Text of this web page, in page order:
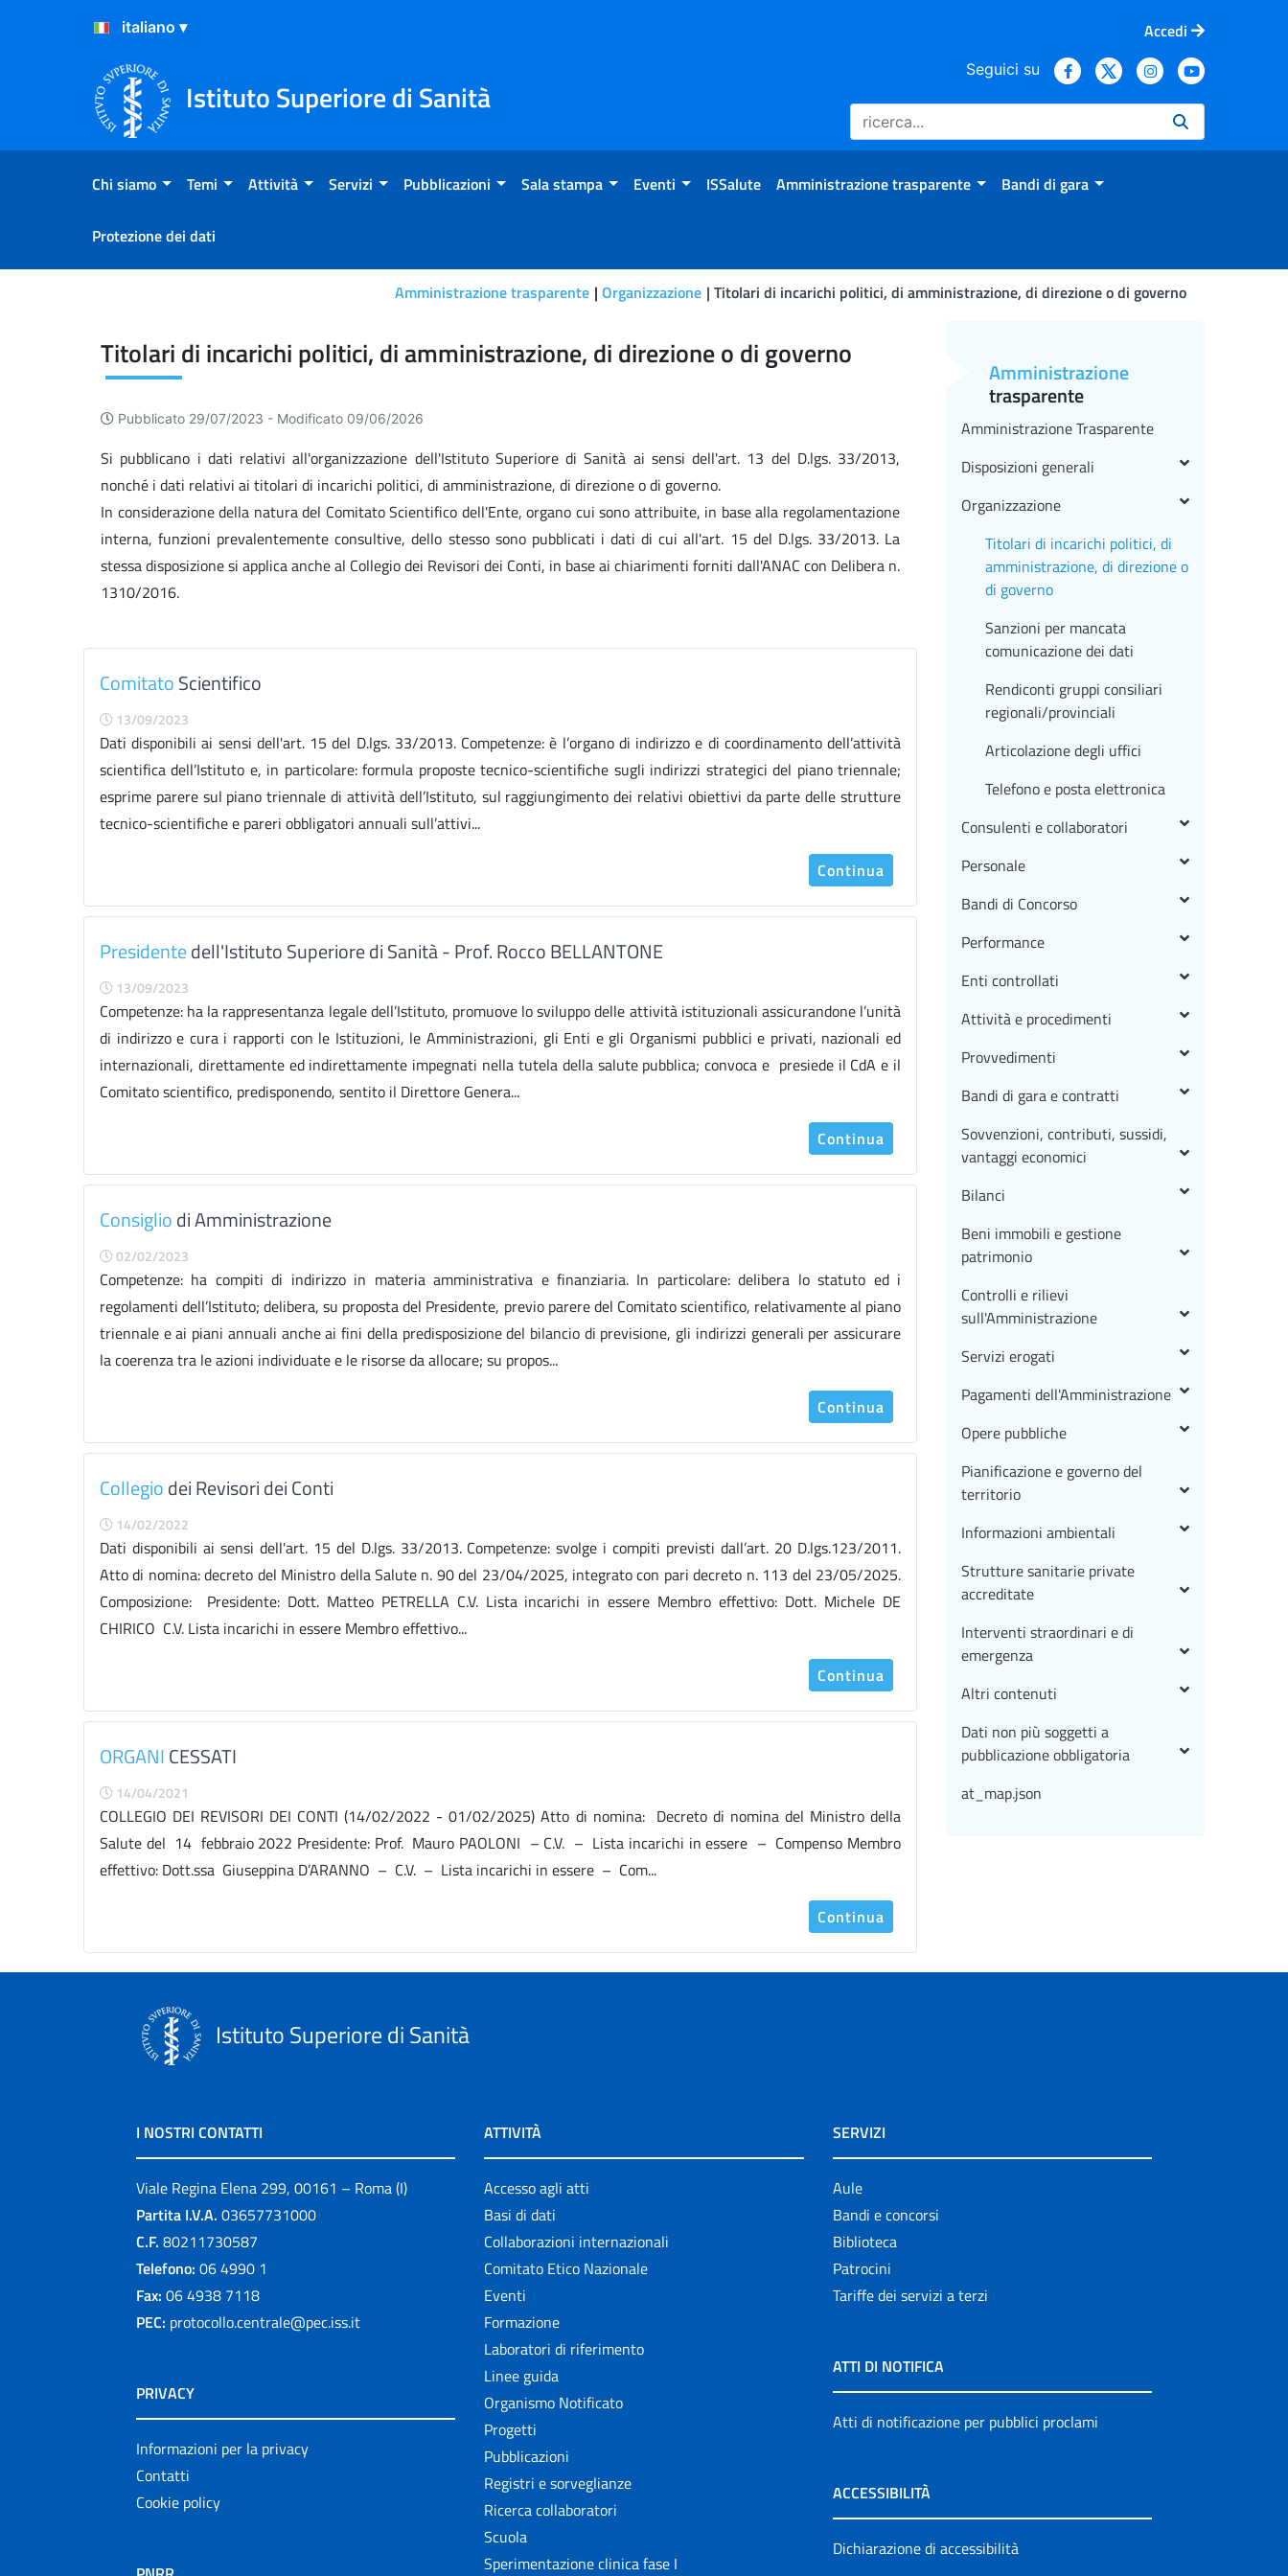
Salta al Contenuto
Salta al Footer
Accedi
Istituto Superiore di Sanità
Seguici su
Chi siamo Temi Attività Servizi Pubblicazioni Sala stampa Eventi ISSalute Amministrazione trasparente Bandi di gara
Protezione dei dati
Amministrazione trasparente Organizzazione Titolari di incarichi politici, di amministrazione, di direzione o di governo
Titolari di incarichi politici, di amministrazione, di direzione o di governo
Titolari di incarichi politici, di amministrazione, di direzione o di governo
Pubblicato 29/07/2023 - Modificato 09/06/2026
Si pubblicano i dati relativi all'organizzazione dell'Istituto Superiore di Sanità ai sensi dell'art. 13 del D.lgs. 33/2013,
nonché i dati relativi ai titolari di incarichi politici, di amministrazione, di direzione o di governo.
In considerazione della natura del Comitato Scientifico dell'Ente, organo cui sono attribuite, in base alla regolamentazione
interna, funzioni prevalentemente consultive, dello stesso sono pubblicati i dati di cui all'art. 15 del D.lgs. 33/2013. La
stessa disposizione si applica anche al Collegio dei Revisori dei Conti, in base ai chiarimenti forniti dall'ANAC con Delibera n.
1310/2016.
ComitatoScientifico
13/09/2023
Dati disponibili ai sensi dell'art. 15 del D.lgs. 33/2013. Competenze: è l’organo di indirizzo e di coordinamento dell’attività
scientifica dell’Istituto e, in particolare: formula proposte tecnico-scientifiche sugli indirizzi strategici del piano triennale;
esprime parere sul piano triennale di attività dell’Istituto, sul raggiungimento dei relativi obiettivi da parte delle strutture
tecnico-scientifiche e pareri obbligatori annuali sull’attivi...
Continua
Presidentedell'Istituto Superiore di Sanità - Prof. Rocco BELLANTONE
13/09/2023
Competenze: ha la rappresentanza legale dell’Istituto, promuove lo sviluppo delle attività istituzionali assicurandone l’unità
di indirizzo e cura i rapporti con le Istituzioni, le Amministrazioni, gli Enti e gli Organismi pubblici e privati, nazionali ed
internazionali, direttamente ed indirettamente impegnati nella tutela della salute pubblica; convoca e presiede il CdA e il
Comitato scientifico, predisponendo, sentito il Direttore Genera...
Continua
Consigliodi Amministrazione
02/02/2023
Competenze: ha compiti di indirizzo in materia amministrativa e finanziaria. In particolare: delibera lo statuto ed i
regolamenti dell’Istituto; delibera, su proposta del Presidente, previo parere del Comitato scientifico, relativamente al piano
triennale e ai piani annuali anche ai fini della predisposizione del bilancio di previsione, gli indirizzi generali per assicurare
la coerenza tra le azioni individuate e le risorse da allocare; su propos...
Continua
Collegiodei Revisori dei Conti
14/02/2022
Dati disponibili ai sensi dell'art. 15 del D.lgs. 33/2013. Competenze: svolge i compiti previsti dall’art. 20 D.lgs.123/2011.
Atto di nomina: decreto del Ministro della Salute n. 90 del 23/04/2025, integrato con pari decreto n. 113 del 23/05/2025.
Composizione: Presidente: Dott. Matteo PETRELLA C.V. Lista incarichi in essere Membro effettivo: Dott. Michele DE
CHIRICO C.V. Lista incarichi in essere Membro effettivo...
Continua
ORGANICESSATI
14/04/2021
COLLEGIO DEI REVISORI DEI CONTI (14/02/2022 - 01/02/2025) Atto di nomina: Decreto di nomina del Ministro della
Salute del 14 febbraio 2022 Presidente: Prof. Mauro PAOLONI – C.V. – Lista incarichi in essere – Compenso Membro
effettivo: Dott.ssa Giuseppina D’ARANNO – C.V. – Lista incarichi in essere – Com...
Continua
Amministrazione
trasparente
Amministrazione Trasparente
Disposizioni generali
Organizzazione
Titolari di incarichi politici, di
amministrazione, di direzione o
di governo
Sanzioni per mancata
comunicazione dei dati
Rendiconti gruppi consiliari
regionali/provinciali
Articolazione degli uffici
Telefono e posta elettronica
Consulenti e collaboratori
Personale
Bandi di Concorso
Performance
Enti controllati
Attività e procedimenti
Provvedimenti
Bandi di gara e contratti
Sovvenzioni, contributi, sussidi,
vantaggi economici
Bilanci
Beni immobili e gestione
patrimonio
Controlli e rilievi
sull'Amministrazione
Servizi erogati
Pagamenti dell'Amministrazione
Opere pubbliche
Pianificazione e governo del
territorio
Informazioni ambientali
Strutture sanitarie private
accreditate
Interventi straordinari e di
emergenza
Altri contenuti
Dati non più soggetti a
pubblicazione obbligatoria
at_map.json
Istituto Superiore di Sanità
I NOSTRI CONTATTI
Viale Regina Elena 299, 00161 – Roma (I)
Partita I.V.A. 03657731000
C.F. 80211730587
Telefono: 06 4990 1
Fax: 06 4938 7118
PEC: protocollo.centrale@pec.iss.it
PRIVACY
Informazioni per la privacy
Contatti
Cookie policy
ATTIVITÀ
Accesso agli atti
Basi di dati
Collaborazioni internazionali
Comitato Etico Nazionale
Eventi
Formazione
Laboratori di riferimento
Linee guida
Organismo Notificato
Progetti
Pubblicazioni
Registri e sorveglianze
Ricerca collaboratori
Scuola
Sperimentazione clinica fase I
SERVIZI
Aule
Bandi e concorsi
Biblioteca
Patrocini
Tariffe dei servizi a terzi
ATTI DI NOTIFICA
Atti di notificazione per pubblici proclami
ACCESSIBILITÀ
Dichiarazione di accessibilità